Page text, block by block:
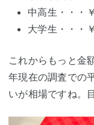
中高生・・・
大学生・・・
これからもっと金
年現在の調査での
いが相場ですね。